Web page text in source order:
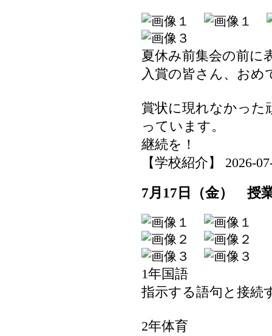
夏休み前集会の前に
入賞の皆さん、お
賞状に現れなかった
っています。
継続を！
【学校紹介】 2026-
7月17日（金） 授
1年国語
指示する語句と接続
2年体育